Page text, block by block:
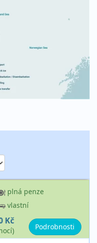
plná penze
vlastní
Kč
Podrobnosti